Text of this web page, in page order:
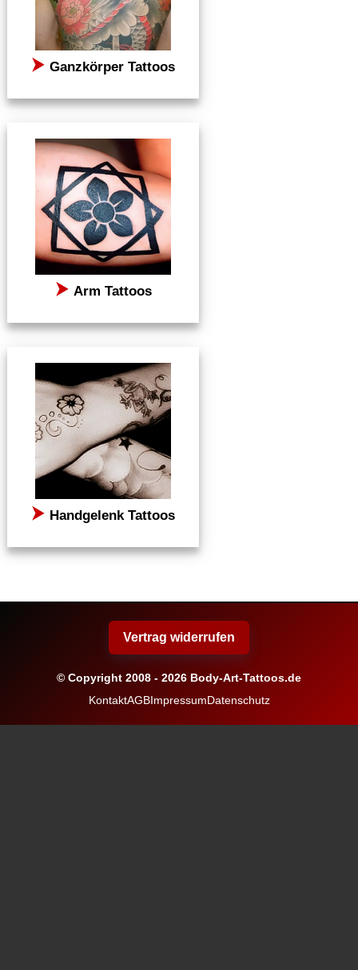
⮞ Ganzkörper Tattoos
⮞ Arm Tattoos
⮞ Handgelenk Tattoos
Vertrag widerrufen
© Copyright 2008 - 2026 Body-Art-Tattoos.de
KontaktAGBImpressumDatenschutz